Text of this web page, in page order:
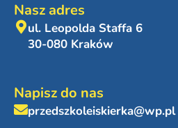
Nasz adres
ul. Leopolda Staffa 6
30-080 Kraków
Napisz do nas
przedszkoleiskierka@wp.pl